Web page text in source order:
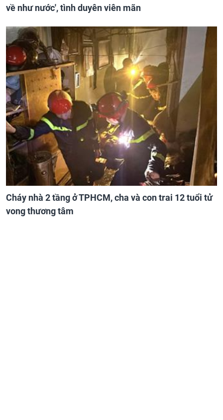
về như nước', tình duyên viên mãn
Cháy nhà 2 tầng ở TPHCM, cha và con trai 12 tuổi tử
vong thương tâm